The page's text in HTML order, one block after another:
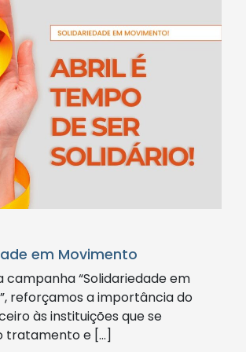
em Movimento
campanha “Solidariedade em
reforçamos a importância do
às instituições que se
tratamento e […]